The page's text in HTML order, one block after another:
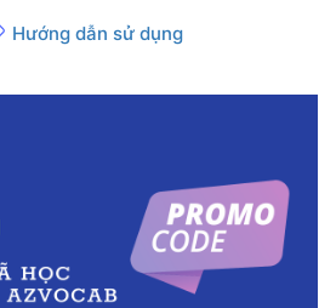
Hướng dẫn sử dụng